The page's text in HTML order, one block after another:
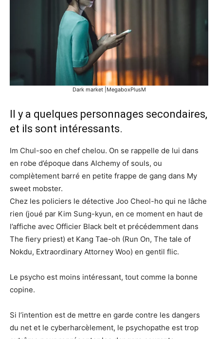
Dark market |MegaboxPlusM
Il y a quelques personnages secondaires,
et ils sont intéressants.
Im Chul-soo en chef chelou. On se rappelle de lui dans
en robe d’époque dans Alchemy of souls, ou
complètement barré en petite frappe de gang dans My
sweet mobster.
Chez les policiers le détective Joo Cheol-ho qui ne lâche
rien (joué par Kim Sung-kyun, en ce moment en haut de
l’affiche avec Officier Black belt et précédemment dans
The fiery priest) et Kang Tae-oh (Run On, The tale of
Nokdu, Extraordinary Attorney Woo) en gentil flic.
Le psycho est moins intéressant, tout comme la bonne
copine.
Si l’intention est de mettre en garde contre les dangers
du net et le cyberharcèlement, le psychopathe est trop